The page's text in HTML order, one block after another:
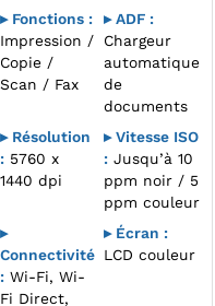
▸ Fonctions :
Impression /
Copie /
Scan / Fax
▸ ADF :
Chargeur
automatique
de
documents
▸ Résolution
: 5760 x
1440 dpi
▸ Vitesse ISO
: Jusqu’à 10
ppm noir / 5
ppm couleur
▸
Connectivité
: Wi-Fi, Wi-
Fi Direct,
▸ Écran :
LCD couleur